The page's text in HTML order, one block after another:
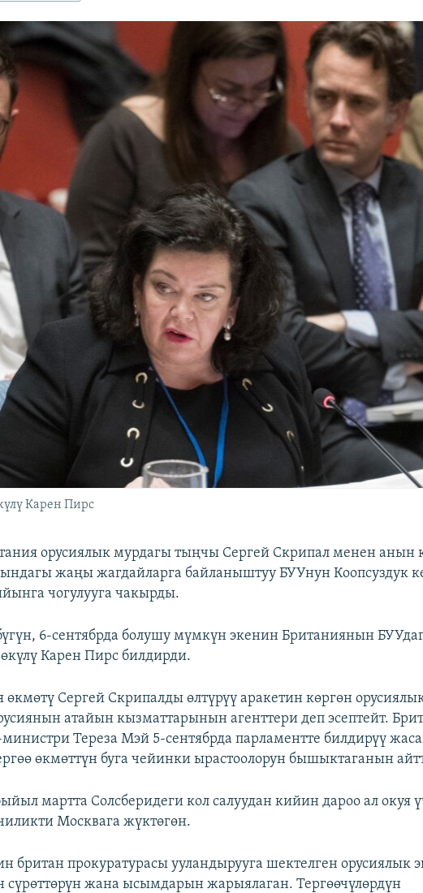
Карен Пирс
орусиялык мурдагы тыңчы Сергей Скрипал менен
жаңы жагдайларга байланыштуу БУУнун Коопсуздук
чогулууга чакырды.
6-сентябрда болушу мүмкүн экенин Британиянын
өкүлү Карен Пирс билдирди.
өкмөтү Сергей Скрипалды өлтүрүү аракетин көргөн
атайын кызматтарынын агенттери деп эсептейт.
Тереза Мэй 5-сентябрда парламентте билдирүү
өкмөттүн буга чейинки ырастоолорун бышыктаганын
мартта Солсберидеги кол салуудан кийин дароо ал окуя
Москвага жүктөгөн.
британ прокуратурасы ууландырууга шектелген орусиялык
жана ысымдарын жарыялаган. Тергөөчүлөрдүн